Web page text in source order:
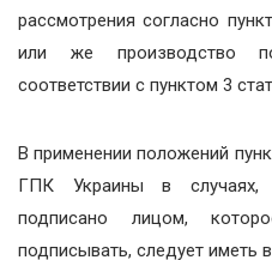
рассмотрения согласно
или же производство
соответствии с пунктом 3
В применении положений
ГПК Украины в случаях,
подписано лицом,
подписывать, следует иметь